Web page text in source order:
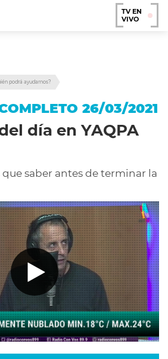
TV EN
VIVO
podrá ayudarnos?
26/03/2021
día en YAQPA
saber antes de terminar la